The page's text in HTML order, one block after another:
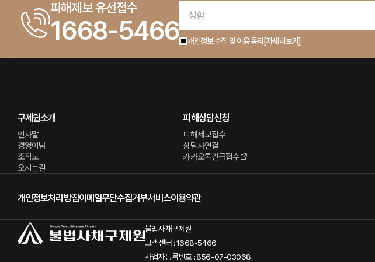
피해제보 유선접수
1668-5466 개인정보 수집 및 이용 동의 [자세히보기]
구제원소개
인사말
경영이념
조직도
오시는길
피해상담신청
피해제보접수
상담사연결
카카오톡긴급접수
개인정보처리방침이메일무단수집거부서비스이용약관
불법사채구제원
고객센터 : 1668-5466
사업자등록번호 : 856-07-03068